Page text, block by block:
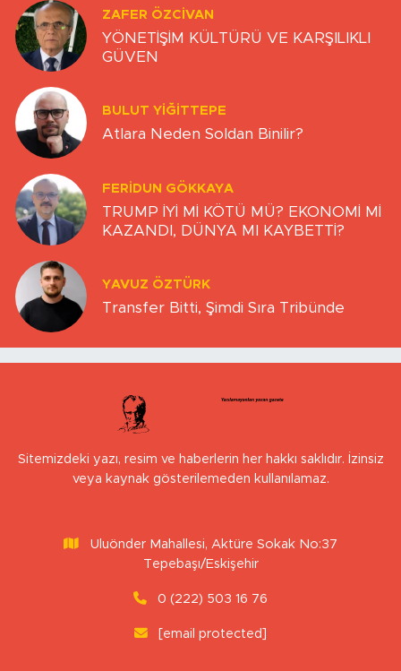
ZAFER ÖZCIVAN
YÖNETİŞİM KÜLTÜRÜ VE KARŞILIKLI
GÜVEN
BULUT YİĞİTTEPE
Atlara Neden Soldan Binilir?
FERIDUN GÖKKAYA
TRUMP İYİ Mİ KÖTÜ MÜ? EKONOMİ Mİ
KAZANDI, DÜNYA MI KAYBETTİ?
YAVUZ ÖZTÜRK
Transfer Bitti, Şimdi Sıra Tribünde
Sitemizdeki yazı, resim ve haberlerin her hakkı saklıdır. İzinsiz
veya kaynak gösterilemeden kullanılamaz.
Uluönder Mahallesi, Aktüre Sokak No:37
Tepebaşı/Eskişehir
0 (222) 503 16 76
[email protected]